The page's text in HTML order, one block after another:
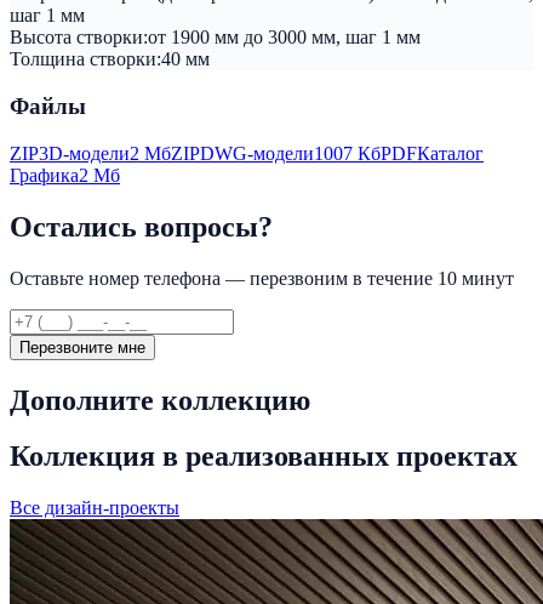
шаг 1 мм
Высота створки:от 1900 мм до 3000 мм, шаг 1 мм
Толщина створки:40 мм
Файлы
ZIP3D-модели2 МбZIPDWG-модели1007 КбPDFКаталог
Графика2 Мб
Остались вопросы?
Оставьте номер телефона — перезвоним в течение 10 минут
Перезвоните мне
Дополните коллекцию
Коллекция в реализованных проектах
Все дизайн-проекты